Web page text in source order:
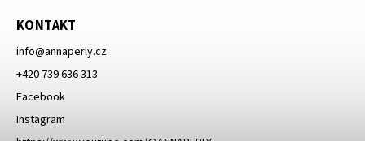
KONTAKT
info@annaperly.cz
+420 739 636 313
Facebook
Instagram